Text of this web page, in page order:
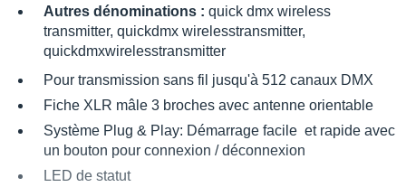
Autres dénominations : quick dmx wireless
transmitter, quickdmx wirelesstransmitter,
quickdmxwirelesstransmitter
Pour transmission sans fil jusqu'à 512 canaux DMX
Fiche XLR mâle 3 broches avec antenne orientable
Système Plug & Play: Démarrage facile et rapide avec
un bouton pour connexion / déconnexion
LED de statut